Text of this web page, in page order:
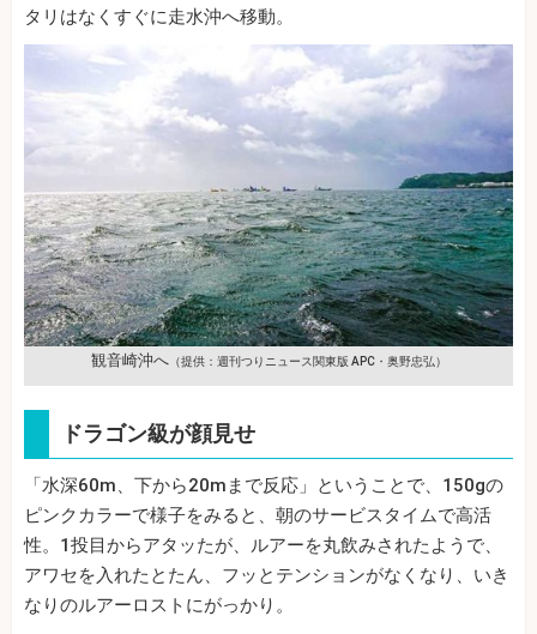
タリはなくすぐに走水沖へ移動。
観音崎沖へ（提供：週刊つりニュース関東版 APC・奥野忠弘）
ドラゴン級が顔見せ
「水深60m、下から20mまで反応」ということで、150gの
ピンクカラーで様子をみると、朝のサービスタイムで高活
性。1投目からアタッたが、ルアーを丸飲みされたようで、
アワセを入れたとたん、フッとテンションがなくなり、いき
なりのルアーロストにがっかり。